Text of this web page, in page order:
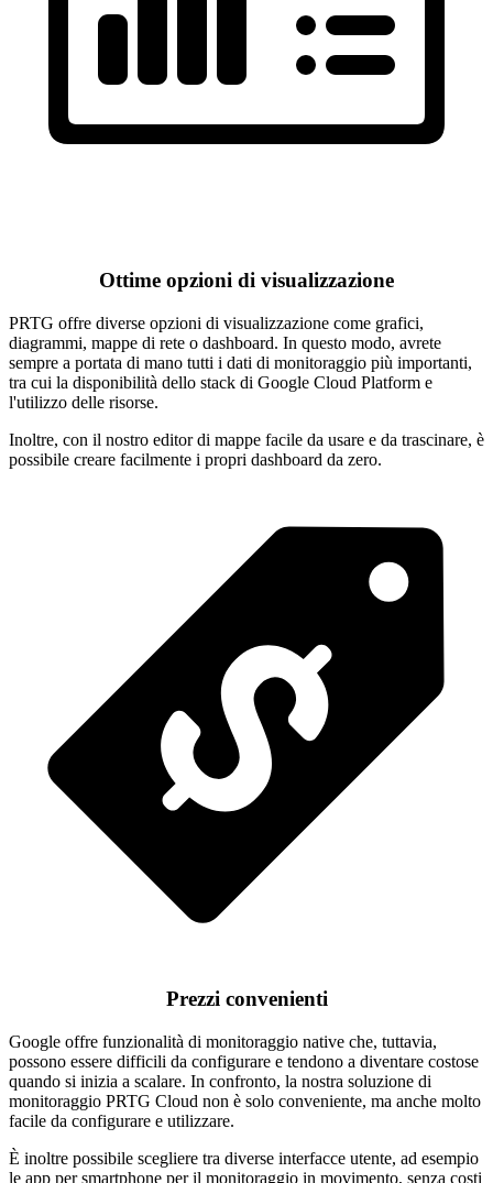
Ottime opzioni di visualizzazione
PRTG offre diverse opzioni di visualizzazione come grafici,
diagrammi, mappe di rete o dashboard. In questo modo, avrete
sempre a portata di mano tutti i dati di monitoraggio più importanti,
tra cui la disponibilità dello stack di Google Cloud Platform e
l'utilizzo delle risorse.
Inoltre, con il nostro editor di mappe facile da usare e da trascinare, è
possibile creare facilmente i propri dashboard da zero.
Prezzi convenienti
Google offre funzionalità di monitoraggio native che, tuttavia,
possono essere difficili da configurare e tendono a diventare costose
quando si inizia a scalare. In confronto, la nostra soluzione di
monitoraggio PRTG Cloud non è solo conveniente, ma anche molto
facile da configurare e utilizzare.
È inoltre possibile scegliere tra diverse interfacce utente, ad esempio
le app per smartphone per il monitoraggio in movimento, senza costi